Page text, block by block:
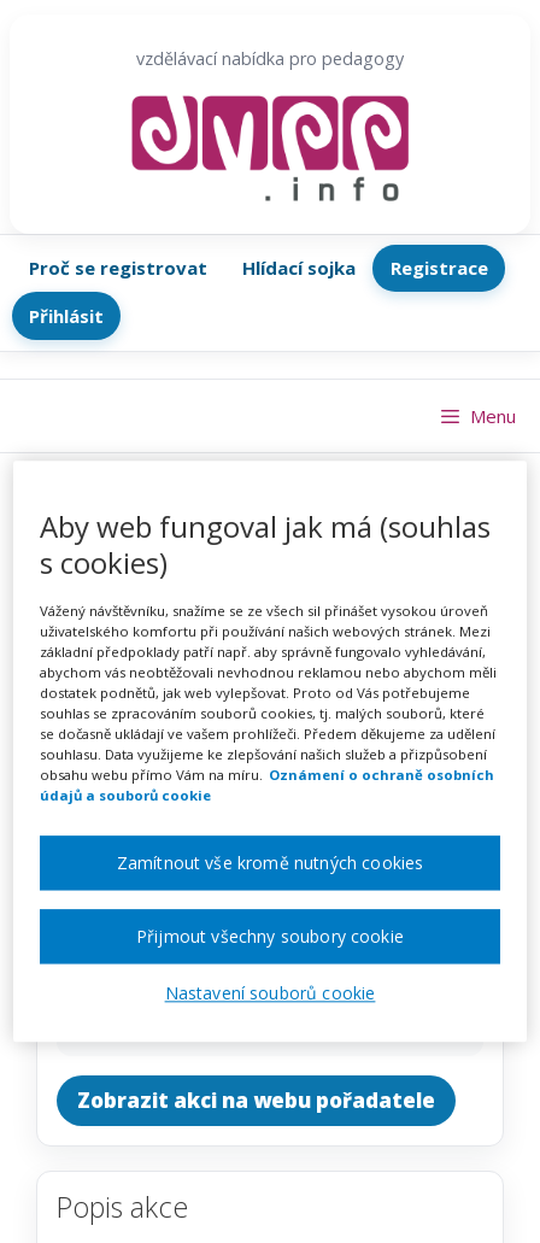
vzdělávací nabídka pro pedagogy
Proč se registrovat Hlídací sojka
Registrace
Přihlásit
SPU – podpora a rozvoj
čtení, postupy systematické
intervence
PořádáDYS-centrum Praha z. ú.
TERMÍN
12. 05. 2027
Celá ČR
Zobrazit akci na webu pořadatele
Popis akce
Menu
Aby web fungoval jak má (souhlas
s cookies)
Vážený návštěvníku, snažíme se ze všech sil přinášet vysokou úroveň
uživatelského komfortu při používání našich webových stránek. Mezi
základní předpoklady patří např. aby správně fungovalo vyhledávání,
abychom vás neobtěžovali nevhodnou reklamou nebo abychom měli
dostatek podnětů, jak web vylepšovat. Proto od Vás potřebujeme
souhlas se zpracováním souborů cookies, tj. malých souborů, které
se dočasně ukládají ve vašem prohlížeči. Předem děkujeme za udělení
souhlasu. Data využijeme ke zlepšování našich služeb a přizpůsobení
obsahu webu přímo Vám na míru. Oznámení o ochraně osobních
údajů a souborů cookie
Nastavení souborů cookie
Zamítnout vše kromě nutných cookies
Přijmout všechny soubory cookie